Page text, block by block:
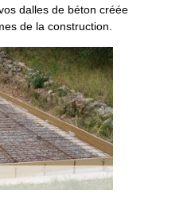
dalles de béton créée
de la construction.